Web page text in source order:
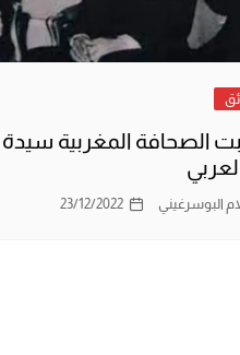
الصحافة المغربية سيدة
البوسرغيني 23/12/2022